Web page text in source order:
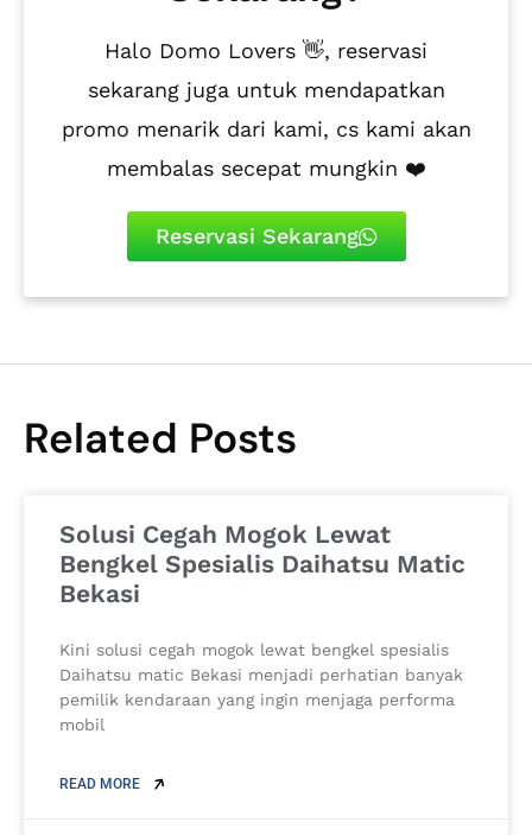
Halo Domo Lovers 👋, reservasi
sekarang juga untuk mendapatkan
promo menarik dari kami, cs kami akan
membalas secepat mungkin ❤️
Reservasi Sekarang
Related Posts
Solusi Cegah Mogok Lewat
Bengkel Spesialis Daihatsu Matic
Bekasi
Kini solusi cegah mogok lewat bengkel spesialis
Daihatsu matic Bekasi menjadi perhatian banyak
pemilik kendaraan yang ingin menjaga performa
mobil
READ MORE